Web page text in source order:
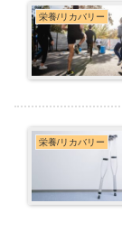
栄養/リカバリー
栄養/リカバリー